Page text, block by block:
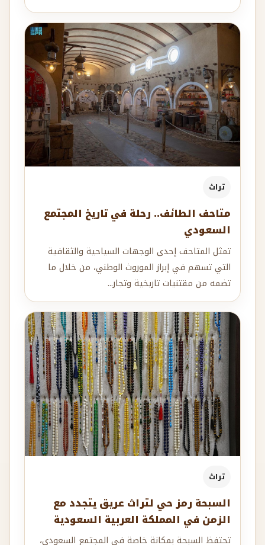
تراث
متاحف الطائف.. رحلة في تاريخ المجتمع
السعودي
تمثل المتاحف إحدى الوجهات السياحية والثقافية
التي تسهم في إبراز الموروث الوطني، من خلال ما
تضمه من مقتنيات تاريخية وتجار...
تراث
السبحة رمز حي لتراث عريق يتجدد مع
الزمن في المملكة العربية السعودية
تحتفظ السبحة بمكانة خاصة في المجتمع السعودي،